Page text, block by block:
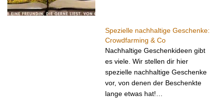
Spezielle nachhaltige Geschenke:
Crowdfarming & Co
Nachhaltige Geschenkideen gibt
es viele. Wir stellen dir hier
spezielle nachhaltige Geschenke
vor, von denen der Beschenkte
lange etwas hat!…